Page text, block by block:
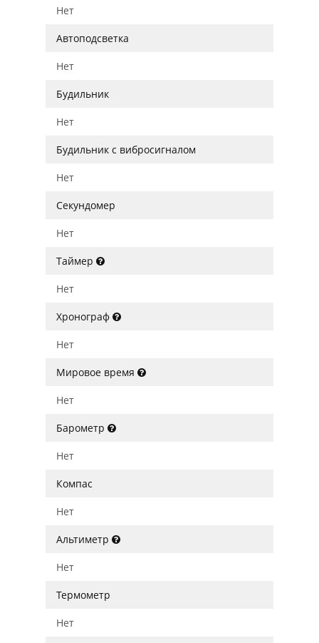
Нет
Автоподсветка
Нет
Будильник
Нет
Будильник с вибросигналом
Нет
Секундомер
Нет
Таймер
Нет
Хронограф
Нет
Мировое время
Нет
Барометр
Нет
Компас
Нет
Альтиметр
Нет
Термометр
Нет